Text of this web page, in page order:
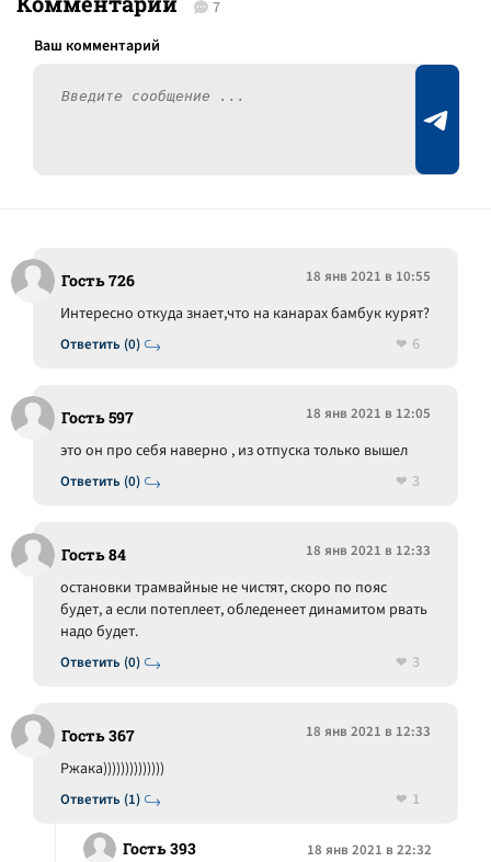
7
Гость 726 18 янв 2021 в 10:55
Ответить (0)
Интересно откуда знает,что на канарах бамбук курят?
6
Гость 597 18 янв 2021 в 12:05
Ответить (0)
это он про себя наверно , из отпуска только вышел
3
Гость 84 18 янв 2021 в 12:33
Ответить (0)
остановки трамвайные не чистят, скоро по пояс
будет, а если потеплеет, обледенеет динамитом рвать
надо будет.
3
Гость 367 18 янв 2021 в 12:33
Ответить (1)
Ржака))))))))))))))
1
Гость 393 18 янв 2021 в 22:32